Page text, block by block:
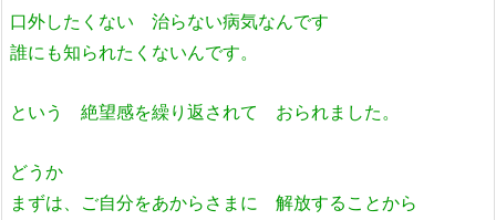
口外したくない 治らない病気なんです
誰にも知られたくないんです。
という 絶望感を繰り返されて おられました。
どうか
まずは、ご自分をあからさまに 解放することから